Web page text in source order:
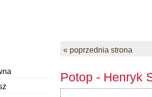
« poprzednia strona
Potop - Henryk